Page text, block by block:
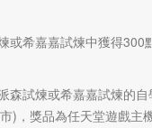
或希嘉嘉試煉中獲得
森試煉或希嘉嘉試煉的
)，獎品為任天堂遊戲主